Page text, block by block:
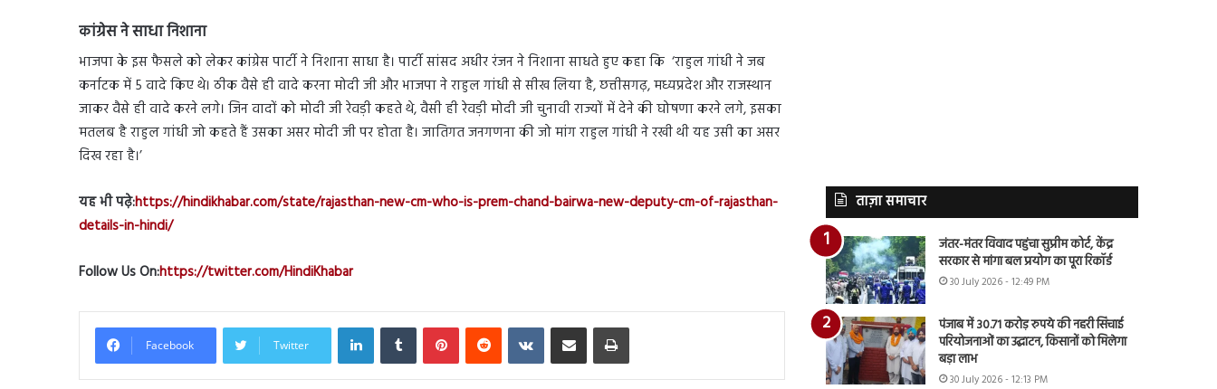
कांग्रेस ने साधा निशाना
भाजपा के इस फैसले को लेकर कांग्रेस पार्टी ने निशाना साधा है। पार्टी सांसद अधीर रंजन ने निशाना साधते हुए कहा कि ‘राहुल गांधी ने जब
कर्नाटक में 5 वादे किए थे। ठीक वैसे ही वादे करना मोदी जी और भाजपा ने राहुल गांधी से सीख लिया है, छत्तीसगढ़, मध्यप्रदेश और राजस्थान
जाकर वैसे ही वादे करने लगे। जिन वादों को मोदी जी रेवड़ी कहते थे, वैसी ही रेवड़ी मोदी जी चुनावी राज्यों में देने की घोषणा करने लगे, इसका
मतलब है राहुल गांधी जो कहते हैं उसका असर मोदी जी पर होता है। जातिगत जनगणना की जो मांग राहुल गांधी ने रखी थी यह उसी का असर
दिख रहा है।’
यह भी पढ़े:https://hindikhabar.com/state/rajasthan-new-cm-who-is-prem-chand-bairwa-new-deputy-cm-of-rajasthan-
details-in-hindi/
Follow Us On:https://twitter.com/HindiKhabar
Facebook Twitter
LinkedInTumblr PinterestReddit VKontakteShare via Email Print
ताज़ा समाचार
जंतर-मंतर विवाद पहुंचा सुप्रीम कोर्ट, केंद्र
सरकार से मांगा बल प्रयोग का पूरा रिकॉर्ड
30 July 2026 - 12:49 PM
पंजाब में 30.71 करोड़ रुपये की नहरी सिंचाई
परियोजनाओं का उद्घाटन, किसानों को मिलेगा
बड़ा लाभ
30 July 2026 - 12:13 PM